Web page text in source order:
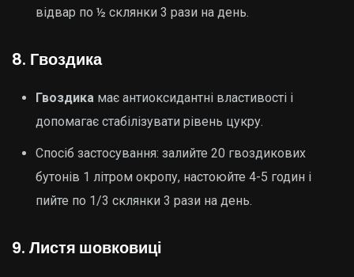
відвар по ½ склянки 3 рази на день.
8. Гвоздика
Гвоздика має антиоксидантні властивості і
допомагає стабілізувати рівень цукру.
Спосіб застосування: залийте 20 гвоздикових
бутонів 1 літром окропу, настоюйте 4-5 годин і
пийте по 1/3 склянки 3 рази на день.
9. Листя шовковиці